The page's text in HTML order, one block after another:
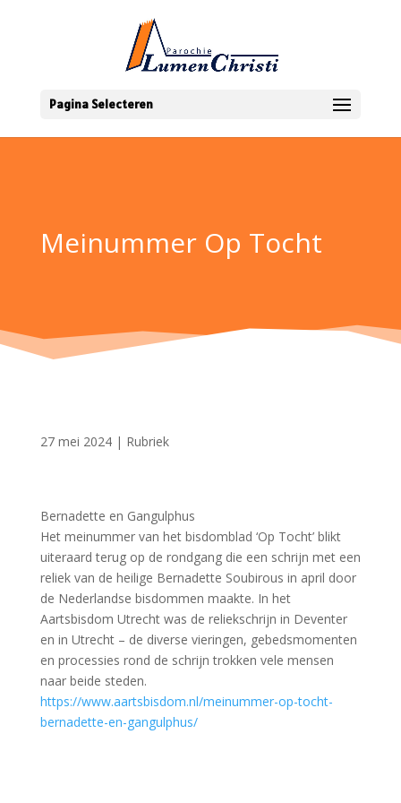
Pagina Selecteren
Meinummer Op Tocht
27 mei 2024| Rubriek
Bernadette en Gangulphus
Het meinummer van het bisdomblad ‘Op Tocht’ blikt
uiteraard terug op de rondgang die een schrijn met een
reliek van de heilige Bernadette Soubirous in april door
de Nederlandse bisdommen maakte. In het
Aartsbisdom Utrecht was de reliekschrijn in Deventer
en in Utrecht – de diverse vieringen, gebedsmomenten
en processies rond de schrijn trokken vele mensen
naar beide steden.
https://www.aartsbisdom.nl/meinummer-op-tocht-
bernadette-en-gangulphus/